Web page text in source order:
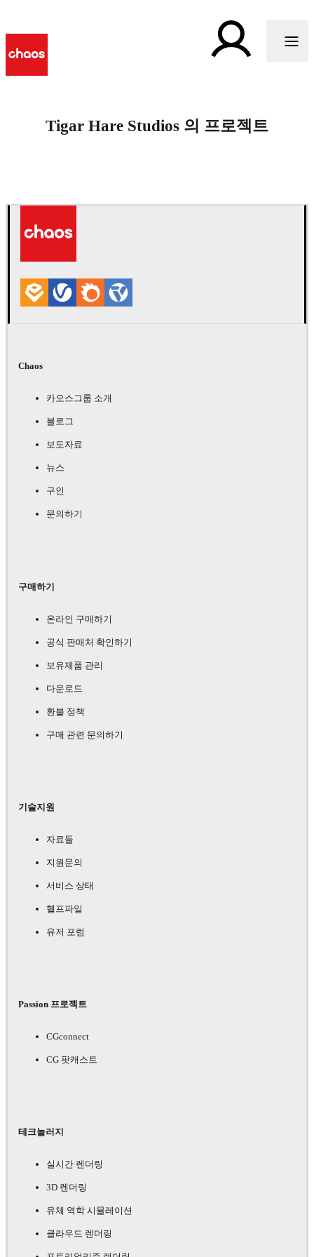
Tigar Hare Studios 의 프로젝트
Chaos
카오스그룹 소개
블로그
보도자료
뉴스
구인
문의하기
구매하기
온라인 구매하기
공식 판매처 확인하기
보유제품 관리
다운로드
환불 정책
구매 관련 문의하기
기술지원
자료들
지원문의
서비스 상태
헬프파일
유저 포럼
Passion 프로젝트
CGconnect
CG 팟캐스트
테크놀러지
실시간 렌더링
3D 렌더링
유체 역학 시뮬레이션
클라우드 렌더링